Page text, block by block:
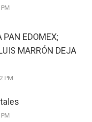
PAN EDOMEX;
MARRÓN DEJA
PM